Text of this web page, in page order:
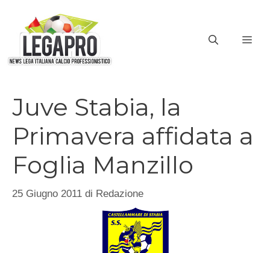
contenuto
Juve Stabia, la
Primavera affidata a
Foglia Manzillo
25 Giugno 2011 di Redazione